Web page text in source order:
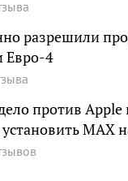
разрешили
Евро-4
против Apple
MAX